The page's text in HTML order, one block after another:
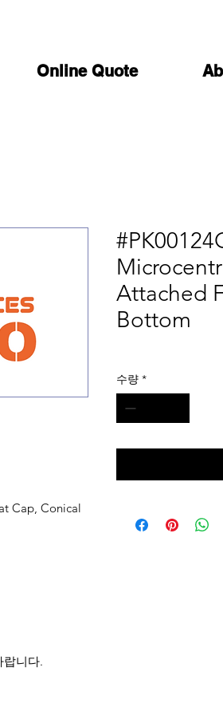
Online Quote
Cap, Conical
랍니다.
Attached
Bottom
수량 *